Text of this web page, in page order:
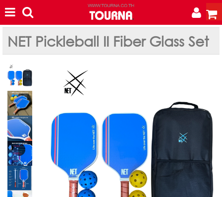
NET Pickleball II Fiber Glass Set